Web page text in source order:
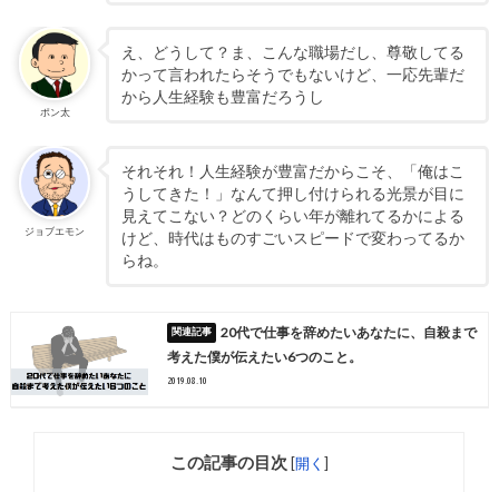
ポン太
え、どうして？ま、こんな職場だし、尊敬してる
かって言われたらそうでもないけど、一応先輩だ
から人生経験も豊富だろうし
ジョブエモン
それそれ！人生経験が豊富だからこそ、「俺はこ
うしてきた！」なんて押し付けられる光景が目に
見えてこない？どのくらい年が離れてるかによる
けど、時代はものすごいスピードで変わってるか
らね。
20代で仕事を辞めたいあなたに、自殺まで
考えた僕が伝えたい6つのこと。
2019.08.10
この記事の目次 [開く ]